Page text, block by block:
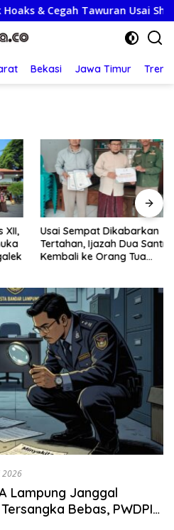
Cegah Tawuran Usai Sholat
Bekasi Jawa Timur
Usai Sempat Dikabarkan
Tertahan, Ijazah Dua Santri
Kembali ke Orang Tua
2026
Lampung Janggal
Bebas, PWDPI